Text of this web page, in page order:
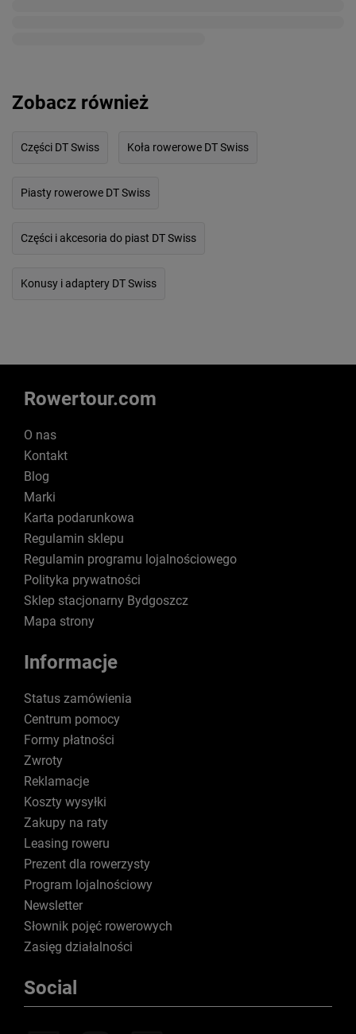
Zobacz również
Części DT Swiss Koła rowerowe DT Swiss
Piasty rowerowe DT Swiss
Części i akcesoria do piast DT Swiss
Konusy i adaptery DT Swiss
Rowertour.com
O nas
Kontakt
Blog
Marki
Karta podarunkowa
Regulamin sklepu
Regulamin programu lojalnościowego
Polityka prywatności
Sklep stacjonarny Bydgoszcz
Mapa strony
Informacje
Status zamówienia
Centrum pomocy
Formy płatności
Zwroty
Reklamacje
Koszty wysyłki
Zakupy na raty
Leasing roweru
Prezent dla rowerzysty
Program lojalnościowy
Newsletter
Słownik pojęć rowerowych
Zasięg działalności
Social